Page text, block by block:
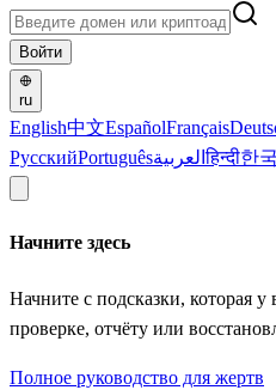
Войти
ru
English中文EspañolFrançais
РусскийPortuguêsالعربيةहिन्दी한
Начните здесь
Начните с подсказки, которая у
проверке, отчёту или
Полное руководство для жертв